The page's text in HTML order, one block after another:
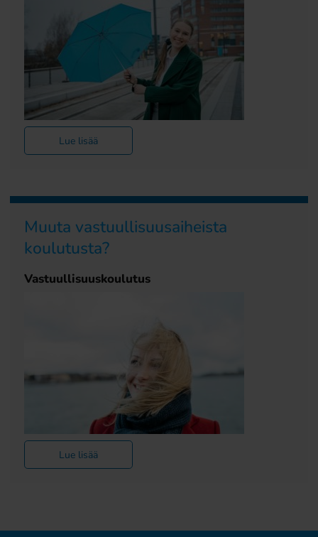
Lue lisää
Muuta vastuullisuusaiheista
koulutusta?
Vastuullisuuskoulutus
Lue lisää